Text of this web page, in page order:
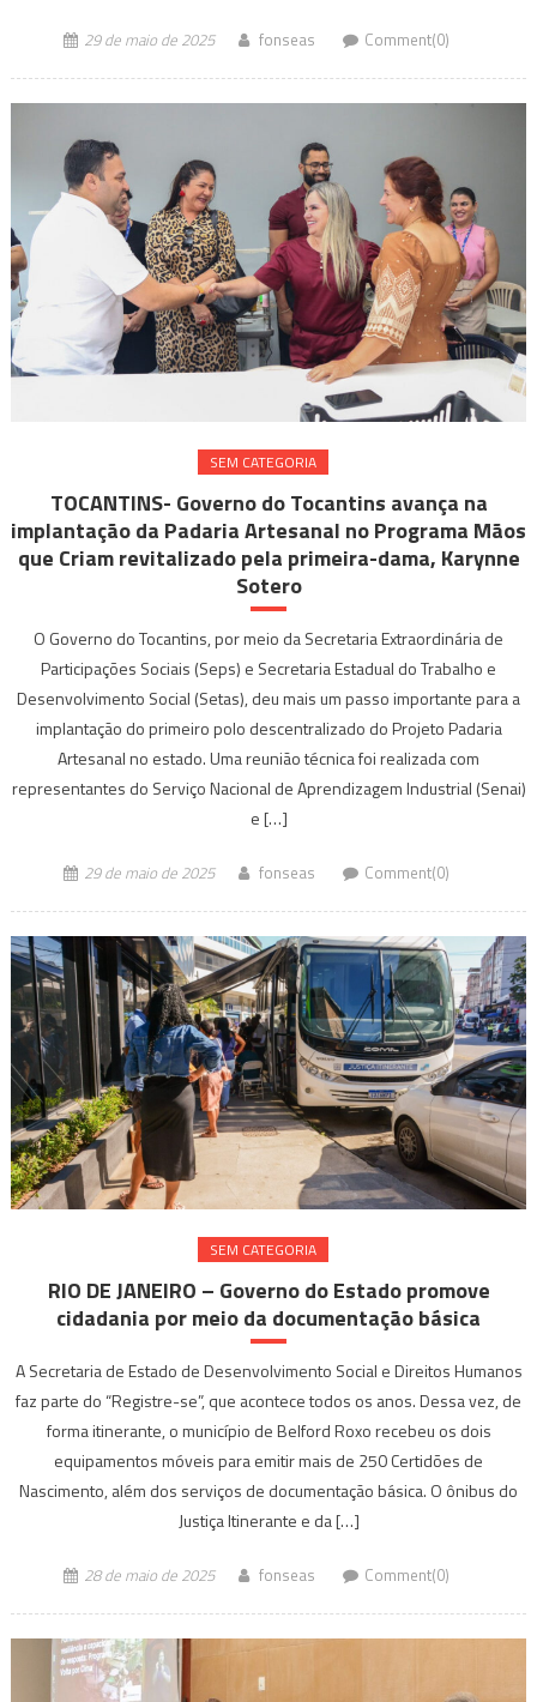
29 de maio de 2025 fonseas Comment(0)
SEM CATEGORIA
TOCANTINS- Governo do Tocantins avança na
implantação da Padaria Artesanal no Programa Mãos
que Criam revitalizado pela primeira-dama, Karynne
Sotero
O Governo do Tocantins, por meio da Secretaria Extraordinária de
Participações Sociais (Seps) e Secretaria Estadual do Trabalho e
Desenvolvimento Social (Setas), deu mais um passo importante para a
implantação do primeiro polo descentralizado do Projeto Padaria
Artesanal no estado. Uma reunião técnica foi realizada com
representantes do Serviço Nacional de Aprendizagem Industrial (Senai)
e […]
29 de maio de 2025 fonseas Comment(0)
SEM CATEGORIA
RIO DE JANEIRO – Governo do Estado promove
cidadania por meio da documentação básica
A Secretaria de Estado de Desenvolvimento Social e Direitos Humanos
faz parte do “Registre-se”, que acontece todos os anos. Dessa vez, de
forma itinerante, o município de Belford Roxo recebeu os dois
equipamentos móveis para emitir mais de 250 Certidões de
Nascimento, além dos serviços de documentação básica. O ônibus do
Justiça Itinerante e da […]
28 de maio de 2025 fonseas Comment(0)